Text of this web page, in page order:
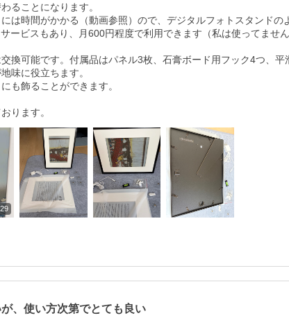
ることになります。
は時間がかかる（動画参照）ので、デジタルフォトスタンドの
ービスもあり、月600円程度で利用できます（私は使ってません
換可能です。付属品はパネル3枚、石膏ボード用フック4つ、
味に役立ちます。
も飾ることができます。
ります。
、使い方次第でとても良い